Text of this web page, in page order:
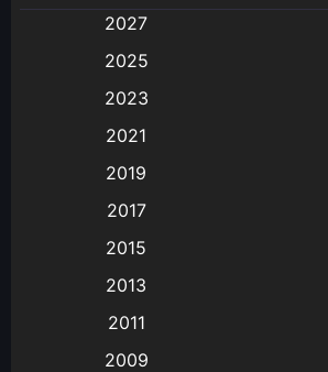
Animation การ์ตูน
Animation อนิเมะ
Animation แอนิเมชัน
(9)
2027
2025
2023
2021
2019
2017
2015
2013
2011
2009